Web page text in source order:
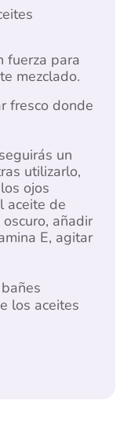
fuerza para
mezclado.
fresco donde
un
utilizarlo,
ojos
aceite de
añadir
E, agitar
los aceites